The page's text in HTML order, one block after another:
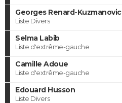
Georges Renard-Kuzmanovic
Liste Divers
Selma Labib
Liste d'extrême-gauche
Camille Adoue
Liste d'extrême-gauche
Edouard Husson
Liste Divers